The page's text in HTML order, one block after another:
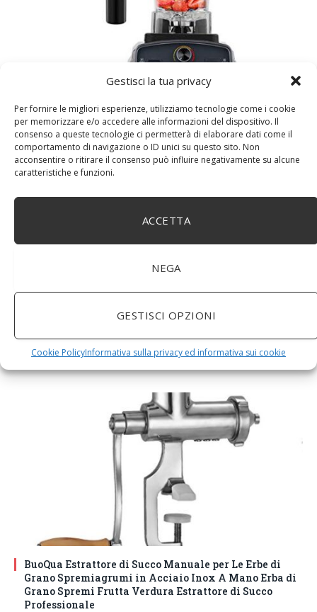
Gestisci la tua privacy
Per fornire le migliori esperienze, utilizziamo tecnologie come i cookie
per memorizzare e/o accedere alle informazioni del dispositivo. Il
consenso a queste tecnologie ci permetterà di elaborare dati come il
comportamento di navigazione o ID unici su questo sito. Non
acconsentire o ritirare il consenso può influire negativamente su alcune
caratteristiche e funzioni.
ACCETTA
NEGA
GESTISCI OPZIONI
Cookie PolicyInformativa sulla privacy ed informativa sui cookie
frutta e succo di ghiaccio (colore: grigio titanio, taglia:
EU Plug)
DM House Insalatiera grande in legno di mango, XXL,
24,5cm Ø x 9,5 cm di altezza, finitura a cera naturale
senza vernice artificiale. Fatto a mano, stile e design
BuoQua Estrattore di Succo Manuale per Le Erbe di
Grano Spremiagrumi in Acciaio Inox A Mano Erba di
Grano Spremi Frutta Verdura Estrattore di Succo
Professionale